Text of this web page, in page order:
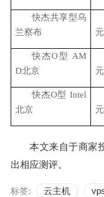
快杰共享型乌
兰察布
快杰O型 AM
D北京
快杰O型 Intel
北京
本文来自于商家
出相应测评。
标签: 云主机